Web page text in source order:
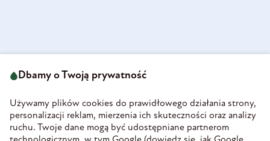
58-160 Świebodzice
REGON 890213034
INFORMACJE
Dbamy o Twoją prywatność
Używamy plików cookies do prawidłowego działania strony,
personalizacji reklam, mierzenia ich skuteczności oraz analizy
ruchu. Twoje dane mogą być udostępniane partnerom